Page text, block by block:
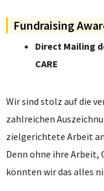
Fundraising
Direct Mailing
CARE
Wir sind stolz auf die
zahlreichen
zielgerichtete Arbeit
Denn ohne ihre Arbeit,
könnten wir das alles